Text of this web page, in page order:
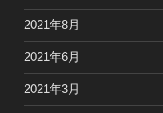
2021年8月
2021年6月
2021年3月